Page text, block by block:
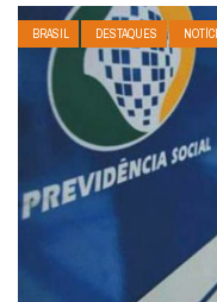
BRASIL DESTAQUES